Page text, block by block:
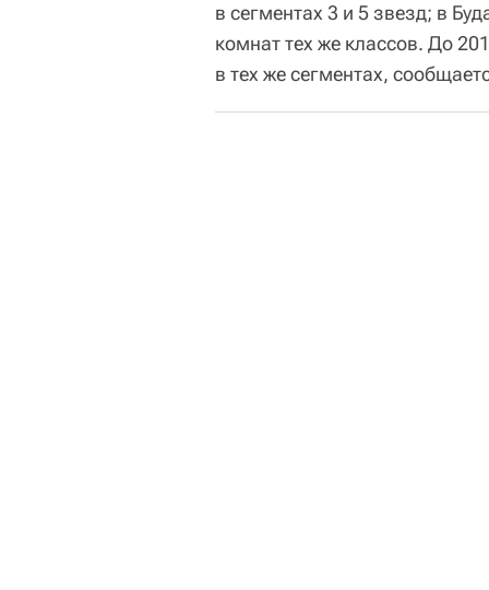
в сегментах 3 и 5 звезд; в
комнат тех же классов. До
в тех же сегментах,